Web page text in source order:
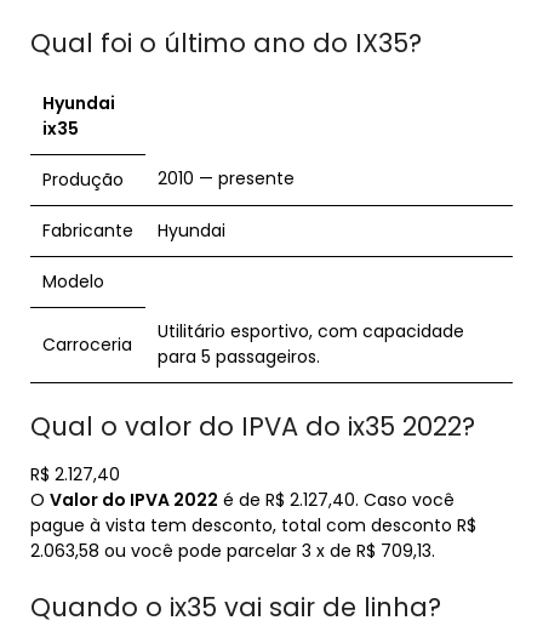
Qual foi o último ano do IX35?
Hyundai
ix35
Produção 2010 — presente
Fabricante Hyundai
Modelo
Carroceria
Utilitário esportivo, com capacidade
para 5 passageiros.
Qual o valor do IPVA do ix35 2022?
R$ 2.127,40
O Valor do IPVA 2022 é de R$ 2.127,40. Caso você
pague à vista tem desconto, total com desconto R$
2.063,58 ou você pode parcelar 3 x de R$ 709,13.
Quando o ix35 vai sair de linha?